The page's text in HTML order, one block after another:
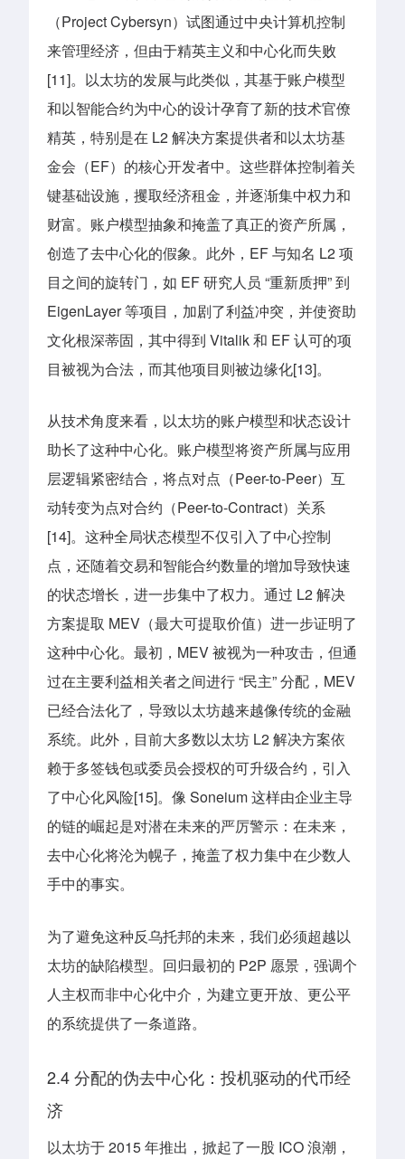
（Project Cybersyn）试图通过中央计算机控制
来管理经济，但由于精英主义和中心化而失败
[11]。以太坊的发展与此类似，其基于账户模型
和以智能合约为中心的设计孕育了新的技术官僚
精英，特别是在 L2 解决方案提供者和以太坊基
金会（EF）的核心开发者中。这些群体控制着关
键基础设施，攫取经济租金，并逐渐集中权力和
财富。账户模型抽象和掩盖了真正的资产所属，
创造了去中心化的假象。此外，EF 与知名 L2 项
目之间的旋转门，如 EF 研究人员 “重新质押” 到
EigenLayer 等项目，加剧了利益冲突，并使资助
文化根深蒂固，其中得到 Vitalik 和 EF 认可的项
目被视为合法，而其他项目则被边缘化[13]。
从技术角度来看，以太坊的账户模型和状态设计
助长了这种中心化。账户模型将资产所属与应用
层逻辑紧密结合，将点对点（Peer-to-Peer）互
动转变为点对合约（Peer-to-Contract）关系
[14]。这种全局状态模型不仅引入了中心控制
点，还随着交易和智能合约数量的增加导致快速
的状态增长，进一步集中了权力。通过 L2 解决
方案提取 MEV（最大可提取价值）进一步证明了
这种中心化。最初，MEV 被视为一种攻击，但通
过在主要利益相关者之间进行 “民主” 分配，MEV
已经合法化了，导致以太坊越来越像传统的金融
系统。此外，目前大多数以太坊 L2 解决方案依
赖于多签钱包或委员会授权的可升级合约，引入
了中心化风险[15]。像 Soneium 这样由企业主导
的链的崛起是对潜在未来的严厉警示：在未来，
去中心化将沦为幌子，掩盖了权力集中在少数人
手中的事实。
为了避免这种反乌托邦的未来，我们必须超越以
太坊的缺陷模型。回归最初的 P2P 愿景，强调个
人主权而非中心化中介，为建立更开放、更公平
的系统提供了一条道路。
2.4 分配的伪去中心化：投机驱动的代币经
济
以太坊于 2015 年推出，掀起了一股 ICO 浪潮，